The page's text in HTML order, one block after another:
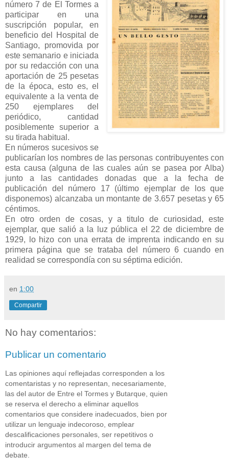
número 7 de El Tormes a
participar en una
suscripción popular, en
beneficio del Hospital de
Santiago, promovida por
este semanario e iniciada
por su redacción con una
aportación de 25 pesetas
de la época, esto es, el
equivalente a la venta de
250 ejemplares del
periódico, cantidad
posiblemente superior a
su tirada habitual.
En números sucesivos se
publicarían los nombres de las personas contribuyentes con
esta causa (alguna de las cuales aún se pasea por Alba)
junto a las cantidades donadas que a la fecha de
publicación del número 17 (último ejemplar de los que
disponemos) alcanzaba un montante de 3.657 pesetas y 65
céntimos.
En otro orden de cosas, y a titulo de curiosidad, este
ejemplar, que salió a la luz pública el 22 de diciembre de
1929, lo hizo con una errata de imprenta indicando en su
primera página que se trataba del número 6 cuando en
realidad se correspondía con su séptima edición.
en 1:00
Compartir
No hay comentarios:
Publicar un comentario
Las opiniones aquí reflejadas corresponden a los
comentaristas y no representan, necesariamente,
las del autor de Entre el Tormes y Butarque, quien
se reserva el derecho a eliminar aquellos
comentarios que considere inadecuados, bien por
utilizar un lenguaje indecoroso, emplear
descalificaciones personales, ser repetitivos o
introducir argumentos al margen del tema de
debate.